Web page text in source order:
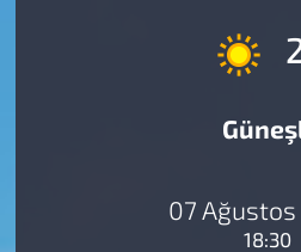
07 Ağustos
18:30